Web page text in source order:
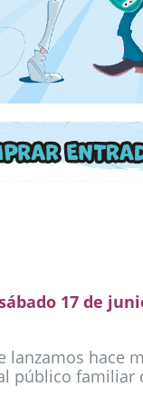
17 de
hace
familiar